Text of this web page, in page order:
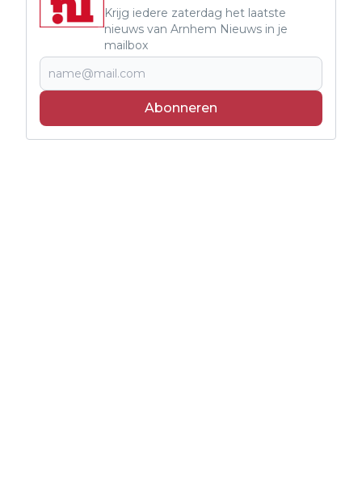
Krijg iedere zaterdag het laatste
nieuws van Arnhem Nieuws in je
mailbox
Abonneren